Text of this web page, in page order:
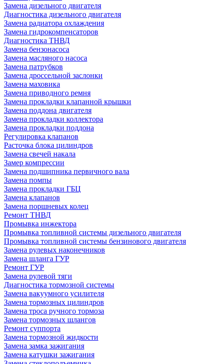
Замена дизельного двигателя
Диагностика дизельного двигателя
Замена радиатора охлаждения
Замена гидрокомпенсаторов
Диагностика ТНВД
Замена бензонасоса
Замена масляного насоса
Замена патрубков
Замена дроссельной заслонки
Замена маховика
Замена приводного ремня
Замена прокладки клапанной крышки
Замена поддона двигателя
Замена прокладки коллектора
Замена прокладки поддона
Регулировка клапанов
Расточка блока цилиндров
Замена свечей накала
Замер компрессии
Замена подшипника первичного вала
Замена помпы
Замена прокладки ГБЦ
Замена клапанов
Замена поршневых колец
Ремонт ТНВД
Промывка инжектора
Промывка топливной системы дизельного двигателя
Промывка топливной системы бензинового двигателя
Замена рулевых наконечников
Замена шланга ГУР
Ремонт ГУР
Замена рулевой тяги
Диагностика тормозной системы
Замена вакуумного усилителя
Замена тормозных цилиндров
Замена троса ручного тормоза
Замена тормозных шлангов
Ремонт суппорта
Замена тормозной жидкости
Замена замка зажигания
Замена катушки зажигания